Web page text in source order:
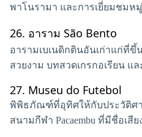
พาโนรามา และการเยี่ยมชมหมู่
26. อาราม São Bento
อารามเบเนดิกตินอันเก่าแก่ที่ขึ้
สวยงาม บทสวดเกรกอเรียน แ
27. Museu do Futebol
พิพิธภัณฑ์ที่อุทิศให้กับประวัติศ
สนามกีฬา Pacaembu ที่มีชื่อเสีย